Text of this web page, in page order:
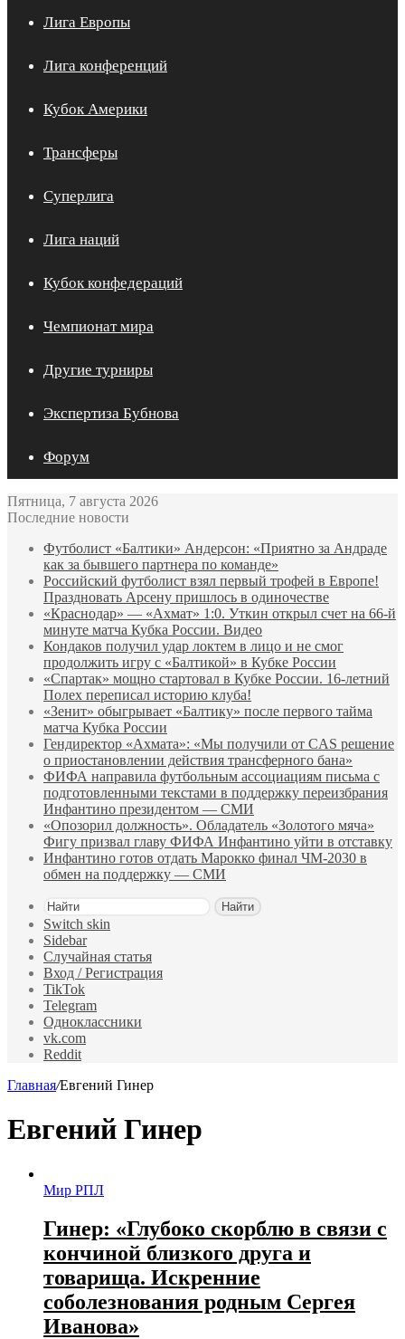
Лига Европы
Лига конференций
Кубок Америки
Трансферы
Суперлига
Лига наций
Кубок конфедераций
Чемпионат мира
Другие турниры
Экспертиза Бубнова
Форум
Пятница, 7 августа 2026
Последние новости
Футболист «Балтики» Андерсон: «Приятно за Андраде
как за бывшего партнера по команде»
Российский футболист взял первый трофей в Европе!
Праздновать Арсену пришлось в одиночестве
«Краснодар» — «Ахмат» 1:0. Уткин открыл счет на 66‑й
минуте матча Кубка России. Видео
Кондаков получил удар локтем в лицо и не смог
продолжить игру с «Балтикой» в Кубке России
«Спартак» мощно стартовал в Кубке России. 16-летний
Полех переписал историю клуба!
«Зенит» обыгрывает «Балтику» после первого тайма
матча Кубка России
Гендиректор «Ахмата»: «Мы получили от CAS решение
о приостановлении действия трансферного бана»
ФИФА направила футбольным ассоциациям письма с
подготовленными текстами в поддержку переизбрания
Инфантино президентом — СМИ
«Опозорил должность». Обладатель «Золотого мяча»
Фигу призвал главу ФИФА Инфантино уйти в отставку
Инфантино готов отдать Марокко финал ЧМ‑2030 в
обмен на поддержку — СМИ
Найти
Switch skin
Sidebar
Случайная статья
Вход / Регистрация
TikTok
Telegram
Одноклассники
vk.com
Reddit
Главная/Евгений Гинер
Евгений Гинер
Мир РПЛ
Гинер: «Глубоко скорблю в связи с
кончиной близкого друга и
товарища. Искренние
соболезнования родным Сергея
Иванова»